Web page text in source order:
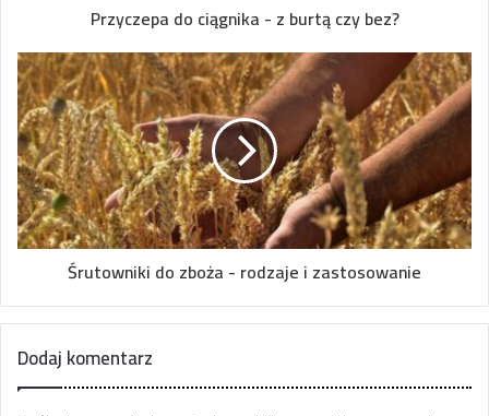
Przyczepa do ciągnika - z burtą czy bez?
Śrutowniki do zboża - rodzaje i zastosowanie
Dodaj komentarz